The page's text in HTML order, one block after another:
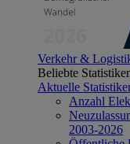
Verkehr &
Beliebte
Aktuelle
Anzahl
2003-2026